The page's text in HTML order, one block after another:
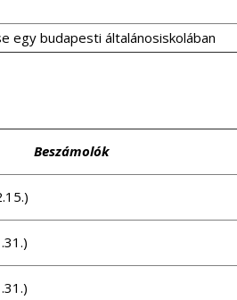
egy budapesti általánosiskolában
Beszámolók